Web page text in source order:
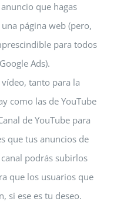
que hagas
página web (pero,
para todos
Ads).
tanto para la
como las de YouTube
de YouTube para
que tus anuncios de
podrás subirlos
que los usuarios que
si ese es tu deseo.